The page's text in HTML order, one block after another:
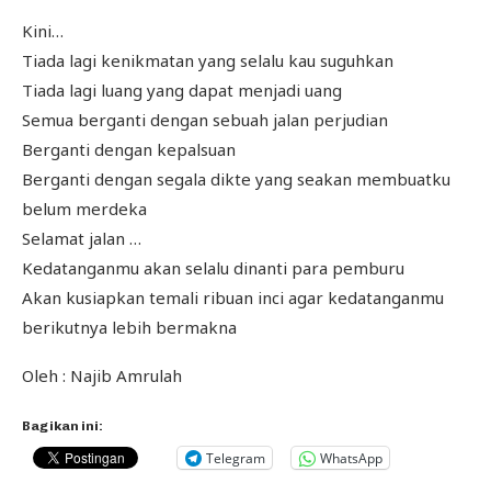
Kini…
Tiada lagi kenikmatan yang selalu kau suguhkan
Tiada lagi luang yang dapat menjadi uang
Semua berganti dengan sebuah jalan perjudian
Berganti dengan kepalsuan
Berganti dengan segala dikte yang seakan membuatku
belum merdeka
Selamat jalan …
Kedatanganmu akan selalu dinanti para pemburu
Akan kusiapkan temali ribuan inci agar kedatanganmu
berikutnya lebih bermakna
Oleh : Najib Amrulah
Bagikan ini:
Telegram WhatsApp